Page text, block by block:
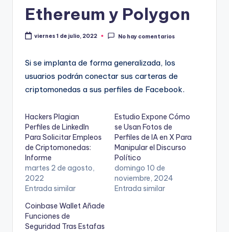
Ethereum y Polygon
viernes 1 de julio, 2022 No hay comentarios
Si se implanta de forma generalizada, los
usuarios podrán conectar sus carteras de
criptomonedas a sus perfiles de Facebook.
Hackers Plagian
Perfiles de LinkedIn
Para Solicitar Empleos
de Criptomonedas:
Informe
martes 2 de agosto,
2022
Entrada similar
Estudio Expone Cómo
se Usan Fotos de
Perfiles de IA en X Para
Manipular el Discurso
Político
domingo 10 de
noviembre, 2024
Entrada similar
Coinbase Wallet Añade
Funciones de
Seguridad Tras Estafas